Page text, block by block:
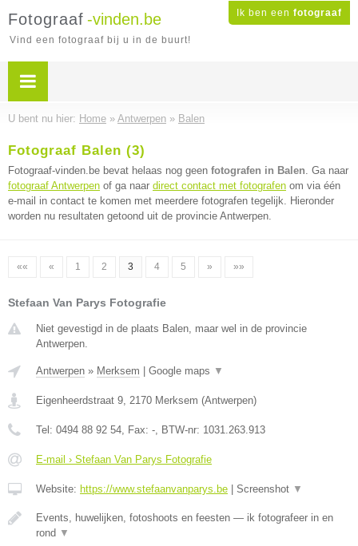
Ik ben een fotograaf
Fotograaf -vinden.be
Vind een fotograaf bij u in de buurt!
U bent nu hier: Home » Antwerpen » Balen
Fotograaf Balen (3)
Fotograaf-vinden.be bevat helaas nog geen fotografen in Balen. Ga naar
fotograaf Antwerpen of ga naar direct contact met fotografen om via één
e-mail in contact te komen met meerdere fotografen tegelijk. Hieronder
worden nu resultaten getoond uit de provincie Antwerpen.
«« « 1 2 3 4 5 » »»
Stefaan Van Parys Fotografie
Niet gevestigd in de plaats Balen, maar wel in de provincie
Antwerpen.
Antwerpen » Merksem Google maps ▼
Eigenheerdstraat 9, 2170 Merksem (Antwerpen)
Tel: 0494 88 92 54, Fax: -, BTW-nr: 1031.263.913
E-mail › Stefaan Van Parys Fotografie
Website: https://www.stefaanvanparys.be Screenshot ▼
Events, huwelijken, fotoshoots en feesten — ik fotografeer in en
rond ▼